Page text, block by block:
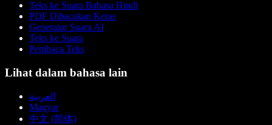
Teks ke Suara Bahasa Hindi
PDF Dibacakan Keras
Generator Suara AI
Teks ke Suara
Pembaca Teks
Lihat dalam bahasa lain
العربية
Magyar
中文 (简体)